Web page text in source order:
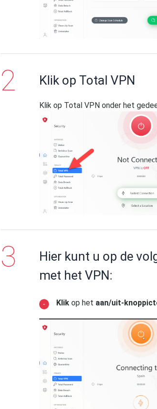
Klik op Total VPN
Klik op Total VPN onder het
Hier kunt u op de
met het VPN:
Klik op het aan/uit-